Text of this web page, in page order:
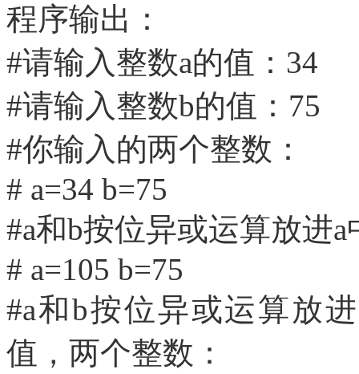
程序输出：
#请输入整数a的值：34
#请输入整数b的值：75
#你输入的两个整数：
# a=34 b=75
#a和b按位异或运算放进
# a=105 b=75
#a和b按位异或运算放
值，两个整数：